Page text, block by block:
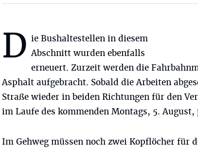
D ie Bushaltestellen in diesem
Abschnitt wurden ebenfalls
erneuert. Zurzeit werden die
Asphalt aufgebracht. Sobald die Arbeiten
Straße wieder in beiden Richtungen für den
im Laufe des kommenden Montags, 5. August,
Im Gehweg müssen noch zwei Kopflöcher für